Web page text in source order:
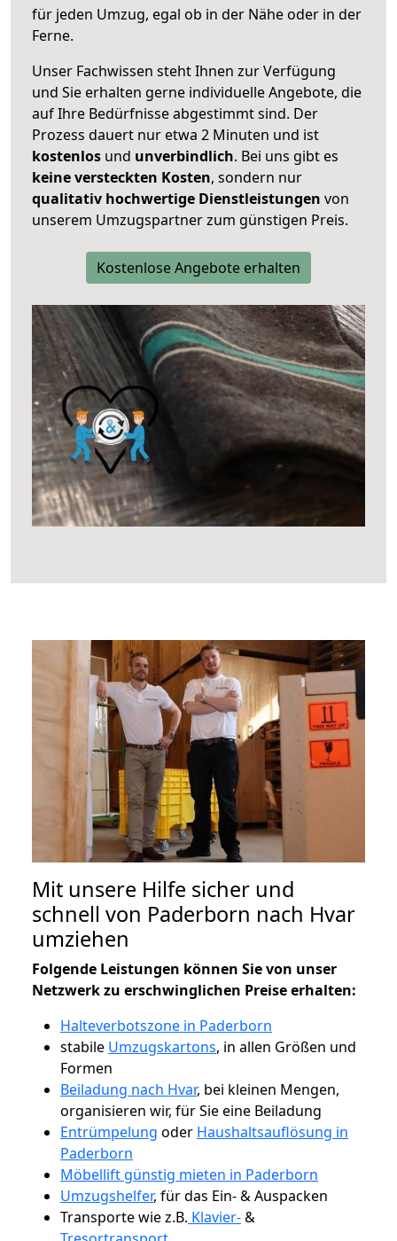
für jeden Umzug, egal ob in der Nähe oder in der
Ferne.
Unser Fachwissen steht Ihnen zur Verfügung
und Sie erhalten gerne individuelle Angebote, die
auf Ihre Bedürfnisse abgestimmt sind. Der
Prozess dauert nur etwa 2 Minuten und ist
kostenlos und unverbindlich. Bei uns gibt es
keine versteckten Kosten, sondern nur
qualitativ hochwertige Dienstleistungen von
unserem Umzugspartner zum günstigen Preis.
Kostenlose Angebote erhalten
Mit unsere Hilfe sicher und
schnell von Paderborn nach Hvar
umziehen
Folgende Leistungen können Sie von unser
Netzwerk zu erschwinglichen Preise erhalten:
Halteverbotszone in Paderborn
stabile Umzugskartons, in allen Größen und
Formen
Beiladung nach Hvar, bei kleinen Mengen,
organisieren wir, für Sie eine Beiladung
Entrümpelung oder Haushaltsauflösung in
Paderborn
Möbellift günstig mieten in Paderborn
Umzugshelfer, für das Ein- & Auspacken
Transporte wie z.B. Klavier-&